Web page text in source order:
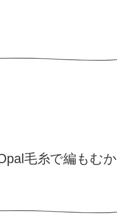
毛糸で編もむか